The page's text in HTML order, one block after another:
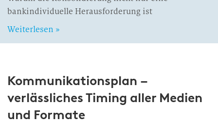
bankindividuelle Herausforderung ist
Weiterlesen »
Kommunikationsplan –
verlässliches Timing aller Medien
und Formate